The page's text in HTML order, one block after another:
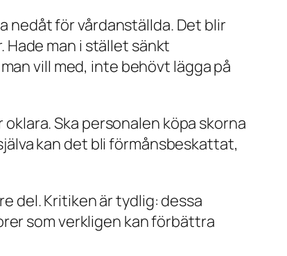
nedåt för vårdanställda. Det blir
man i stället sänkt
vill med, inte behövt lägga på
Ska personalen köpa skorna
kan det bli förmånsbeskattat,
del. Kritiken är tydlig: dessa
som verkligen kan förbättra